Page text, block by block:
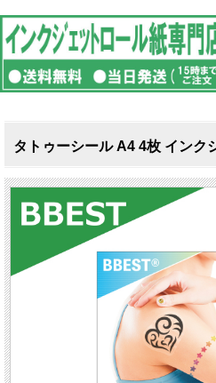
タトゥーシール A4 4枚 インク